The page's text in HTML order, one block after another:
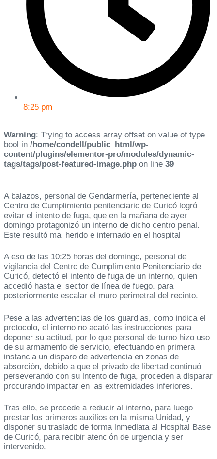
8:25 pm
Warning: Trying to access array offset on value of type
bool in /home/condell/public_html/wp-
content/plugins/elementor-pro/modules/dynamic-
tags/tags/post-featured-image.php on line 39
A balazos, personal de Gendarmería, perteneciente al
Centro de Cumplimiento penitenciario de Curicó logró
evitar el intento de fuga, que en la mañana de ayer
domingo protagonizó un interno de dicho centro penal.
Este resultó mal herido e internado en el hospital
A eso de las 10:25 horas del domingo, personal de
vigilancia del Centro de Cumplimiento Penitenciario de
Curicó, detectó el intento de fuga de un interno, quien
accedió hasta el sector de línea de fuego, para
posteriormente escalar el muro perimetral del recinto.
Pese a las advertencias de los guardias, como indica el
protocolo, el interno no acató las instrucciones para
deponer su actitud, por lo que personal de turno hizo uso
de su armamento de servicio, efectuando en primera
instancia un disparo de advertencia en zonas de
absorción, debido a que el privado de libertad continuó
perseverando con su intento de fuga, proceden a disparar
procurando impactar en las extremidades inferiores.
Tras ello, se procede a reducir al interno, para luego
prestar los primeros auxilios en la misma Unidad, y
disponer su traslado de forma inmediata al Hospital Base
de Curicó, para recibir atención de urgencia y ser
intervenido.